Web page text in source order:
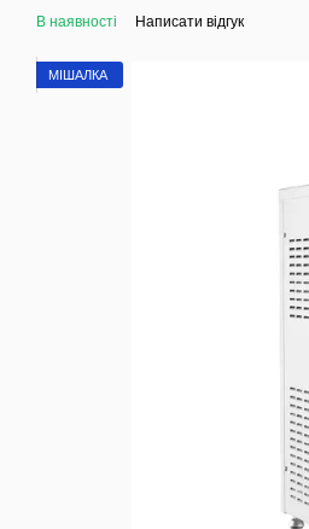
В наявності Написати відгук
МІШАЛКА